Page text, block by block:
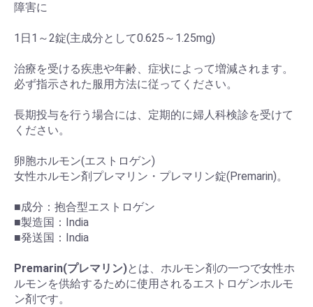
障害に
1日1～2錠(主成分として0.625～1.25mg)
治療を受ける疾患や年齢、症状によって増減されます。
必ず指示された服用方法に従ってください。
長期投与を行う場合には、定期的に婦人科検診を受けて
ください。
卵胞ホルモン(エストロゲン)
女性ホルモン剤プレマリン・プレマリン錠(Premarin)。
■成分：抱合型エストロゲン
■製造国：India
■発送国：India
Premarin(プレマリン)とは、ホルモン剤の一つで女性ホ
ルモンを供給するために使用されるエストロゲンホルモ
ン剤です。